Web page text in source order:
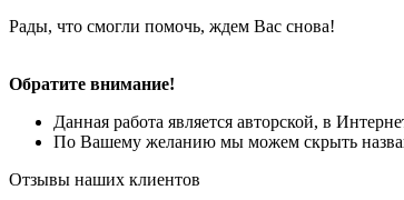
Рады, что смогли помочь, ждем Вас снова!
Обратите внимание!
Данная работа является авторской, в
По Вашему желанию мы можем скрыть
Отзывы наших клиентов